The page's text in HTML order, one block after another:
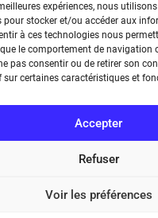
expériences, nous
pour stocker et/ou accéder aux
à ces technologies nous
le comportement de navigation
pas consentir ou de retirer son
sur certaines caractéristiques et
Accepter
Refuser
Voir les préférences
Générales de
légales